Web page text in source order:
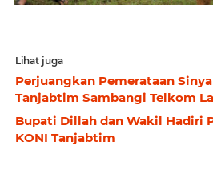
Lihat juga
Perjuangkan Pemerataan
Tanjabtim Sambangi Telkom
Bupati Dillah dan Wakil Hadiri
KONI Tanjabtim